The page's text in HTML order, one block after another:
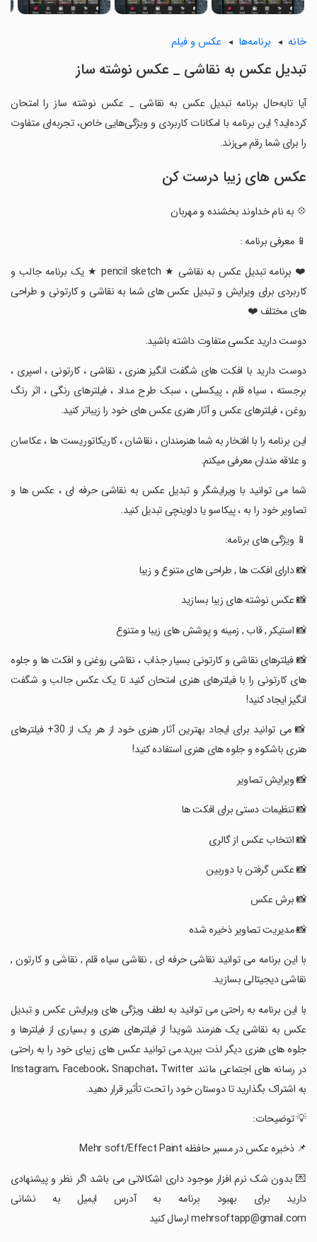
خانه برنامه‌ها عکس و فیلم
‏تبدیل عکس به نقاشی _ عکس نوشته ساز
آیا تابه‌حال برنامه ‏تبدیل عکس به نقاشی _ عکس نوشته ساز را امتحان
کرده‌اید؟ این برنامه با امکانات کاربردی و ویژگی‌هایی خاص، تجربه‌ای متفاوت
را برای شما رقم می‌زند.
عکس های زیبا درست کن
‏💠 به نام خداوند بخشنده و مهربان
‏📱 معرفی برنامه :
‏❤️ برنامه تبدیل عکس به نقاشی ★ pencil sketch ★ یک برنامه جالب و
کاربردی برای ویرایش و تبدیل عکس های شما به نقاشی و کارتونی و طراحی
های مختلف ❤️
‏دوست دارید عکسی متفاوت داشته باشید.
‏دوست دارید با افکت های شگفت انگیز هنری ، نقاشی ، کارتونی ، اسپری ،
برجسته ، سیاه قلم ، پیکسلی ، سبک طرح مداد ، فیلترهای رنگی ، اثر رنگ
روغن ، فیلترهای عکس و آثار هنری عکس های خود را زیباتر کنید.
‏این برنامه را با افتخار به شما هنرمندان ، نقاشان ، کاریکاتوریست ها ، عکاسان
و علاقه مندان معرفی میکنم.
‏شما می توانید با ویرایشگر و تبدیل عکس به نقاشی حرفه ای ، عکس ها و
تصاویر خود را به ، پیکاسو یا داوینچی تبدیل کنید.
‏📱 ویژگی های برنامه:
‏📸 دارای افکت ها , طراحی های متنوع و زیبا
‏📸 عکس نوشته های زیبا بسازید
‏📸 استیکر , قاب , زمینه و پوشش های زیبا و متنوع
‏📸 فیلترهای نقاشی و کارتونی بسیار جذاب ، نقاشی روغنی و افکت ها و جلوه
های کارتونی را با فیلترهای هنری امتحان کنید تا یک عکس جالب و شگفت
انگیز ایجاد کنید!
‏📸 می توانید برای ایجاد بهترین آثار هنری خود از هر یک از 30+ فیلترهای
هنری باشکوه و جلوه های هنری استفاده کنید!
‏📸 ویرایش تصاویر
‏📸 تنظیمات دستی برای افکت ها
‏📸 انتخاب عکس از گالری
‏📸 عکس گرفتن با دوربین
‏📸 برش عکس
‏📸 مدیریت تصاویر ذخیره شده
‏با این برنامه می توانید نقاشی حرفه ای , نقاشی سیاه قلم , نقاشی و کارتون ,
نقاشی دیجیتالی بسازید.
‏با این برنامه به راحتی می توانید به لطف ویژگی های ویرایش عکس و تبدیل
عکس به نقاشی یک هنرمند شوید! از فیلترهای هنری و بسیاری از فیلترها و
جلوه های هنری دیگر لذت ببرید.می توانید عکس های زیبای خود را به راحتی
در رسانه های اجتماعی مانند Instagram، Facebook، Snapchat، Twitter
به اشتراک بگذارید تا دوستان خود را تحت تأثیر قرار دهید.
‏💡 توضیحات:
‏📌 ذخیره عکس در مسیر حافظه Mehr soft/Effect Paint
‏💌 بدون شک نرم افزار موجود داری اشکالاتی می باشد اگر نظر و پیشنهادی
دارید برای بهبود برنامه به آدرس ایمیل به نشانی
mehrsoftapp@gmail.com ارسال کنید